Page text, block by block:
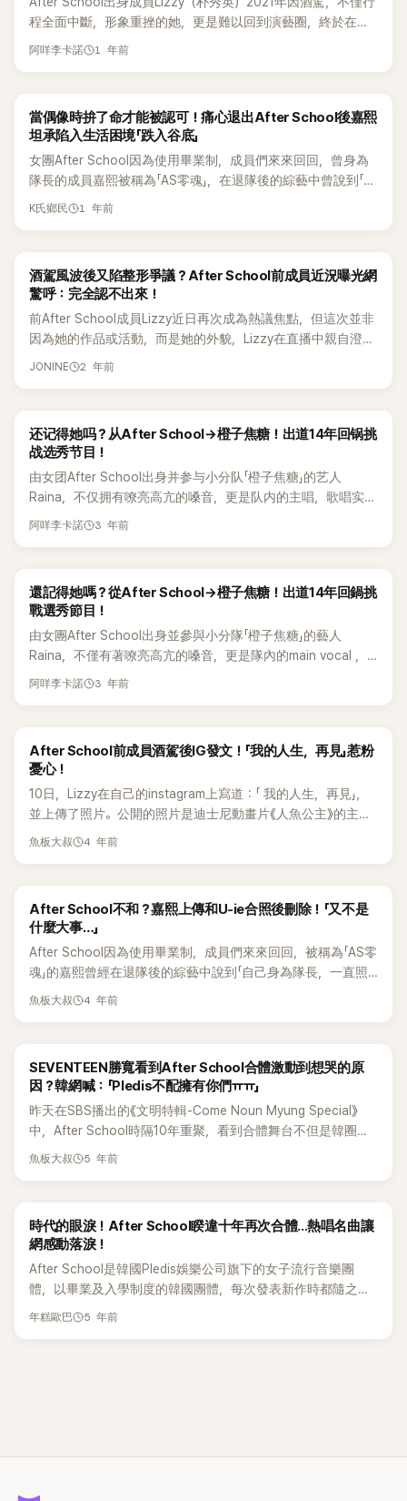
大方回應，表示當時大家因為各自都有筆電，所以會透過即時
通訊軟體聯絡，再偷偷約出來碰面。她也說，因為自己年紀比
較大，管得相對沒那麼嚴，但年紀較小的成員就辛苦得多，尤
其像Orange Caramel成員們，當時受到的限制更多。 事實
到2019年間，曾先後5度與GD傳出緋聞，甚至在2018年1月被
《Dispatch》拍到兩人一起前往濟州島旅行，直接登上「元旦情
又因社群動態掀起「舊情復燃」揣測，再度讓外界討論燒不停，
也讓李周妍的一舉一動始終備受矚目。
所以就不斷拒絕、躲著他們，但他們一直追著我不放。」 她回憶
說：「我們團不是像少女時代那樣甜美可愛的風格，而是非常高
強度的表演型。我們要打鼓、跳踢踏舞，還要練鋼管舞，真的
團體裡負責跳舞的成員對動作很在意。」 李珠妍聽完大笑，做
出用手指比「噓」的手勢，笑著說：「這部分不評論～」 事實上，李
珠妍的成名過程其實相當戲劇化。她提到自己原本對唱歌跳舞
完全沒興趣，也自認沒天分，但卻因為外貌出眾而被星探相
中，陰錯陽差走進了演藝圈。即便如此，她仍努力練習，在高
需學會擊鼓、踢踏舞甚至鋼管舞等高難度表演項目。這讓團體
練習氣氛異常嚴謹，甚至傳出「軍紀管理嚴格」的傳聞。 對此，
曾被譽為「軍紀隊長」的隊長嘉熙在去年出演 MBC《蒙面歌王》時
坦承：「我在年紀比較大時才出道，因為經驗多，自然就擔起了
帶領團隊的責任。但現在回頭想想，我當時太冷酷、太嚴厲
了，未能好好照顧每個成員的心情，真的很遺憾。如果能重來
一次，我會讓團隊氛圍多一點溫暖。」
到舞台，很懷念舞台」卻也坦言「不過家庭帶來的平靜感真的很
大」展現出對現在生活的滿足。 她接著回憶：「我當時當舞者時
真的得不到什麼待遇，是從舞者變成藝人並獲得喜愛，從
的存在，真的非常好。」並透露道「我是交往三個月後閃婚的，
原本是認識的朋友，後來發展成戀人關係。」 然而在嘉熙結婚
後，她很快就懷上第一胎，因此度過了短暫的新婚生活。對於
K.Will問她「是否感到可惜？」嘉熙坦言：「有一點遺憾，但與其說
遺憾，更覺得有了家庭後的穩定感更重要。我也玩得夠多了，
嘉熙於2009年以After School成員身分出道，2012年從團體
畢業後並在2016年與年長3歲的企業家結婚，目前育有兩個兒
子。
程全面中斷，形象重挫的她，更是難以回到演藝圈，終於在沉
寂好一陣子後，Lizzy也宣布重將啟活動，並舉辦日本粉絲見面
「我終於要舉辦個人粉絲見面會了！還是在充滿回憶的日本舉辦
第一次的個人見面會。雖然在做出這個決定之前經歷了許多煩
惱，但就算來的人不多，我也會懷抱感謝的心，開心地進行活
動。」 這場粉絲見面會將於5月17日至18日兩天舉行，而Lizzy
也坦言道：「4月25日晚上7點起將開放售票，希望大家踴躍來
而在她轉型為演員後，持續展開多方面活動，但不料卻在2021
年因酒駕肇事被處以1,500萬韓元罰金，當時血液酒精濃度為
超過駕照吊銷標準的0.08%以上。 事件發生後，Lizzy進入自
肅期，直到近期她透過TikTok直播人氣回升並簽約Clover
Universe娛樂公司，宣告正式重啟活動。 即將在日本舉行演唱
會要喜歡一個酒駕犯？」但也有網友認為，許多曾因酒駕而讓演
藝事業跌落谷底的男藝人，最後都成功復出，紛紛抱不平道「其
他酒駕的藝人都能活動了，到底哪裡不行啊？」反應相當熱烈。
阿咩李卡諾 1 年前
當偶像時拚了命才能被認可！痛心退出After School後嘉熙
坦承陷入生活困境「跌入谷底」
女團After School因為使用畢業制，成員們來來回回，曾身為
隊長的成員嘉熙被稱為「AS零魂」，在退隊後的綜藝中曾說到「自
己身為隊長，一直照顧妹妹們，但她們不當我是朋友，我也覺
「當偶像的時候，必須拚命努力，才能獲得愛與關注，被認可。
所以那時候真的像瘋了一樣地拚。」她接著補充：「不過，在生
下孩子後，我放下了那種像賽馬一樣不斷奔跑的自己，從那時
起，生活變得一點都不辛苦了。光是看著孩子們，我就覺得幸
福，覺得世界很美好。」 談到離開After School後的日子，嘉熙
生活，逐漸變成更好的人，並自然地克服了低潮期。從那之
後，我開始變成更好的人，人生也開始慢慢改變。」 然而，某天
丈夫突然必須回到韓國，因此嘉熙也決定一同回國，並正式啟
動夢想：「回到韓國後，我產生了一個強烈的想法，我必須去實
現自己長久以來的夢想，於是便正式開始了舞蹈補習班的計
國，重新展開新的人生旅程。
K氏鄉民 1 年前
酒駕風波後又陷整形爭議？After School前成員近況曝光網
驚呼：完全認不出來！
前After School成員Lizzy近日再次成為熱議焦點，但這次並非
因為她的作品或活動，而是她的外貌，Lizzy在直播中親自澄清
了外界對於她整形的傳聞。 Lizzy自從2010年以After School
挫折。 尤其是在2021年，Lizzy因為酒駕事故而陷入了事業低
谷，當時，她因為酒後駕車發生追尾事故，被判處罰金1500萬
韓元，並因此暫停了所有活動，這起事故不僅讓她失去了工作
機會，也讓她在公眾面前形象受損，這對於一直以清純形象示
人的她來說，是一個沉重的打擊。 而Lizzy在今（4）日凌晨進
們感到十分親切，彷彿她就像是大家的朋友一樣。 在這場直播
中，Lizzy的粉絲們提問不斷，尤其是關於她未來的活動計劃，
當被問及是否有復出的打算時，Lizzy並沒有給出確切的時間
表，只是謹慎地表示「到時候就會復出」，這句模糊的回答引發
了粉絲們更多的猜測和期待，粉絲都在關心Lizzy何時能再次出
相比發生了明顯的變化，這張照片引發了大量關於她是否進行
整形手術的猜測。 對此，Lizzy在直播中做出了直接回應。她表
示，自己的臉部變化只是因為使用了美顏App，並未進行過任
何整形手術，Lizzy還特別強調，「我沒有削下巴，大家不用擔
心」，這番解釋雖然打消了一部分人的疑慮，但仍有一些網友對
的話，真的會想『這是誰？』完全認不出來是Lizzy」、「現在真的
跟Nana變得很像」、「只能說歲月不饒人，她以前超級可愛的」、
中的那張臉已經不存在了…」、「臉真的完全陌生，雖然只是照片
效果，結果去看了Instagram，還是完全不認識的臉」，討論非
常熱烈。
JONINE 2 年前
还记得她吗？从After School→橙子焦糖！出道14年回锅挑
战选秀节目！
由女团After School出身并参与小分队「橙子焦糖」的艺人
Raina，不仅拥有嘹亮高亢的嗓音，更是队内的主唱，歌唱实力
十分坚强。 日前，Raina登上JTBC歌唱选秀《Sing again-无名
Again 3》的理由时，Raina回答说：“因为是拥有明确概念的团
体和小分队活动，所以按照了许多概念进行了很多活动，但却
没有多少机会展示个人唱了什么歌、擅长什么”。 Raina也坦
言"虽然有很多热门歌曲，但都是过去的歌曲了，所以对于活在
现在的我来说，想展现出属于我自己的多样的歌曲，因此鼓起
元的一面。 事实上，当初After School在出道一段时间后，虽
曾以小分队「橙子焦糖」引起许多话题及关注，但后期团体的空
白期越来越长，导致人气流失，成员们也一一从Pledis出走，
团体也成了名存实亡存在。 此外，早在Raina还与Pledis合作
时，曾在演唱会现场表示，认为最残忍的单词正是"Pledis"，间
阿咩李卡諾 3 年前
還記得她嗎？從After School→橙子焦糖！出道14年回鍋挑
戰選秀節目！
由女團After School出身並參與小分隊「橙子焦糖」的藝人
Raina，不僅有著嘹亮高亢的嗓音，更是隊內的main vocal ，
歌唱實力十分堅強。 日前，Raina登上JTBC歌唱選秀《Sing
戰《Sing Again 3》的理由時，Raina回答說：「因爲是擁有明確
概念的團體和小分隊活動，所以按照了許多概念進行了很多活
動，但卻沒有多少機會展示個人唱了什麼歌、擅長什麼」。
Raina也坦言「雖然有很多熱門歌曲，但都是過去的歌曲了，所
以對於活在現在的我來說，想展現出屬於我自己的多樣的歌
賽，並展現更多元的一面。 事實上，當初After School在出道
一陣子後，雖曾以小分隊「橙子焦糖」引起許多話題及關注，但
後期團體的空白期越來越長，導致人氣流失，成員們也一一從
Pledis出走，團體也成了名存實亡存在。 此外，早在Raina還與
Pledis合作時，曾在演唱會現場表示，認為最殘忍的單字正是
阿咩李卡諾 3 年前
After School前成員酒駕後IG發文！「我的人生，再見」惹粉
憂心！
10日，Lizzy在自己的instagram上寫道：「 我的人生，再見」，
並上傳了照片。公開的照片是迪士尼動畫片《人魚公主》的主人
公Ariel。 看到這些的網民們紛紛留言說「 好擔心啊」、「 希望
罰款1500萬韓元。 據悉，當時血液中的酒精濃度是吊銷駕照
的0.08%。 去年9月，Lizzy通過IG直播表示：「 很抱歉讓大家
失望」，對酒後駕駛進行道歉。她解釋說：「 司機沒太大的受
傷，但報導就那樣寫了，人活著，有時候會覺得累，現在這種
情況，很多人要讓我做出極端的選擇」 Lizzy還說：「 站在我知
議的貼文：「這似乎與我想表達的意思有些不同，所以產生了誤
會。」（韓文안녕有你好，再見的意思） Lizzy補充說道：「還有
人魚公主角色Ariel是我最喜歡的角色之一，因爲漂亮才上傳
的！ 對不起，給大家添麻煩了，謝謝」
魚板大叔 4 年前
After School不和？嘉熙上傳和U-ie合照後刪除！「又不是
什麼大事…」
After School因為使用畢業制，成員們來來回回，被稱為「AS零
魂」的嘉熙曾經在退隊後的綜藝中說到「自己身為隊長，一直照
顧妹妹們，但她們不當我是朋友，我也覺得很受傷，所以選擇
翻紅的嘉熙，15日在個人IG晒出和U-ie的照片，配文「要說什麼
呢？有點心動！要去見面了！」在照片中可以看到嘉熙和U-ie素
顏對著鏡頭擺出心心手勢，不過沒多久後嘉熙就把照片刪除，
不和說再次浮上水面，成為新聞熱話。之後，嘉熙在限時動態
解釋「想一想，其實我不太會上傳和其他人的合照，因為很久沒
刪除照片後，17日還是登上新聞版面，嘉熙再次在限時動態發
文「又不是什麼大事…我們記者們也真是的～」之後再次強調了6
次會應援U-ie，也算是打破了不和的謠言。
魚板大叔 4 年前
SEVENTEEN勝寬看到After School合體激動到想哭的原
因？韓網喊：「Pledis不配擁有你們ㅠㅠ」
昨天在SBS播出的《文明特輯-Come Noun Myung Special》
中，After School時隔10年重聚，看到合體舞台不但是韓圈粉
絲激動，連韓國人也很激動…昨天舞台是由嘉熙，正雅，珠
機捕捉到看After School表演時，勝寬很激動的樣子，吸引了
粉絲注意。After School和SEVENTEEN同屬Pledis娛樂公司，
在勝寬進入公司當練習生時，見證了After School的活動期。
在SEVENTEEN快要出道時，在節目中SEVENTEEN也翻跳了
After School的“Bang” 在預備出道的節目中，可以看到After
魚板大叔 5 年前
時代的眼淚！After School睽違十年再次合體...熱唱名曲讓
網感動落淚！
After School是韓國Pledis娛樂公司旗下的女子流行音樂團
體，以畢業及入學制度的韓國團體，每次發表新作時都隨之有
成員的變化。出道時成員包含嘉熙、正雅、珠妍、小英、
年糕歐巴 5 年前